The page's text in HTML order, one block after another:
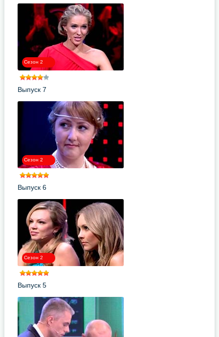
.
Сезон 2
Выпуск 7
Сезон 2
Выпуск 6
Сезон 2
Выпуск 5